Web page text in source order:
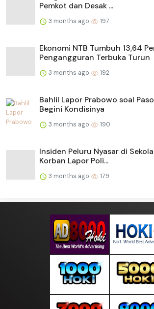
Pemkot dan Desak ...
3 months ago 197
Ekonomi NTB Tumbuh 13,64
Pengangguran Terbuka Turun
3 months ago 192
Bahlil Lapor Prabowo soal
Begini Kondisinya
3 months ago 190
Insiden Peluru Nyasar di
Korban Lapor Poli...
3 months ago 179